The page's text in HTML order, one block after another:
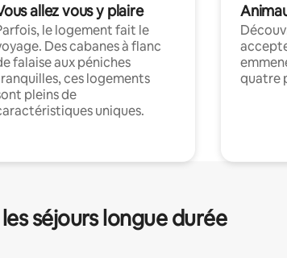
allez vous y plaire
le logement fait le
Des cabanes à flanc
falaise aux péniches
ces logements
pleins de
uniques.
quatre
séjours longue durée